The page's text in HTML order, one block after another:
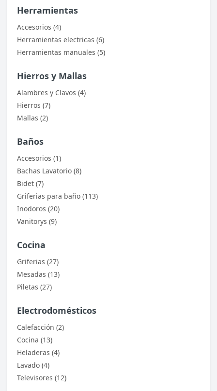
Write A Review
Review Stars
Your Name
Email Address
Your Review
Herramientas
Accesorios (4)
Herramientas electricas (6)
Herramientas manuales (5)
Hierros y Mallas
Alambres y Clavos (4)
Hierros (7)
Mallas (2)
Baños
Accesorios (1)
Bachas Lavatorio (8)
Bidet (7)
Griferias para baño (113)
Inodoros (20)
Vanitorys (9)
Cocina
Griferias (27)
Mesadas (13)
Piletas (27)
Electrodomésticos
Calefacción (2)
Cocina (13)
Heladeras (4)
Lavado (4)
Televisores (12)